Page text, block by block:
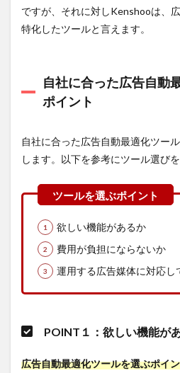
ですが、それに対しKenshooは、
特化したツールと言えます。
自社に合った広告自動
ポイント
自社に合った広告自動最適化ツー
します。以下を参考にツール選び
欲しい機能があるか
費用が負担にならないか
運用する広告媒体に対応し
POINT１：欲しい機能が
広告自動最適化ツールを選ぶポイ